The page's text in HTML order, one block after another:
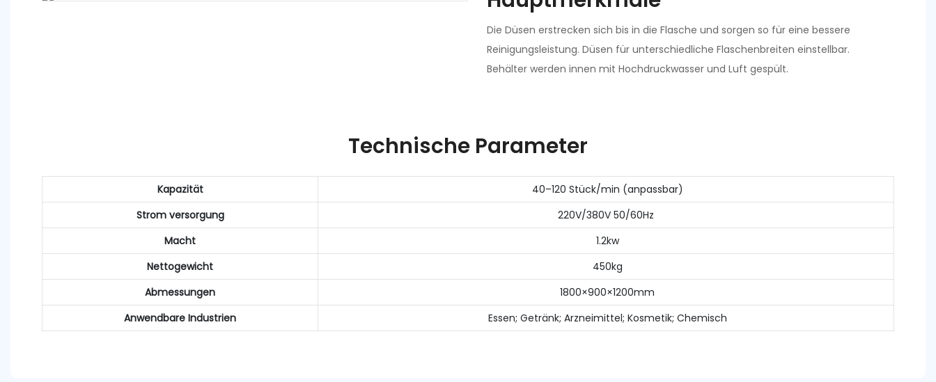
Die Düsen erstrecken sich bis in die Flasche und sorgen so für eine bessere
Reinigungsleistung. Düsen für unterschiedliche Flaschenbreiten einstellbar.
Behälter werden innen mit Hochdruckwasser und Luft gespült.
Technische Parameter
Kapazität
40–120 Stück/min (anpassbar)
Strom versorgung
220V/380V 50/60Hz
Macht
1.2kw
Nettogewicht
450kg
Abmessungen
1800×900×1200mm
Anwendbare Industrien
Essen; Getränk; Arzneimittel; Kosmetik; Chemisch